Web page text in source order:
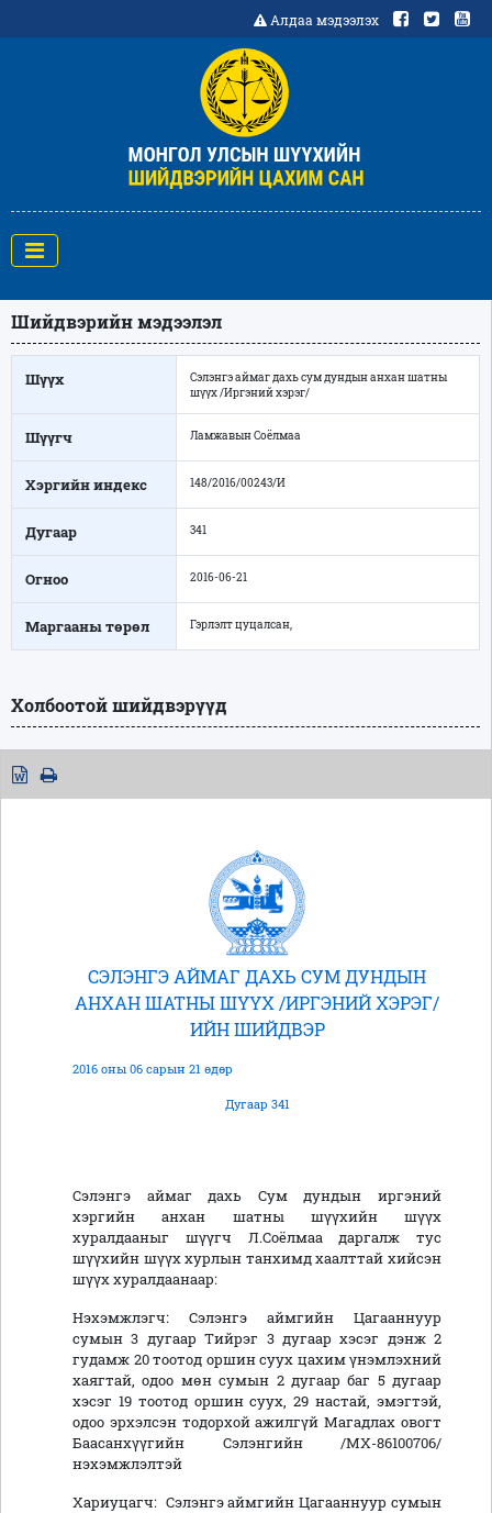
Алдаа мэдээлэх
Шийдвэрийн мэдээлэл
Шүүх
Сэлэнгэ аймаг дахь сум дундын анхан шатны
шүүх /Иргэний хэрэг/
Шүүгч Ламжавын Соёлмаа
Хэргийн индекс 148/2016/00243/И
Дугаар 341
Огноо 2016-06-21
Маргааны төрөл Гэрлэлт цуцалсан,
Холбоотой шийдвэрүүд
СЭЛЭНГЭ АЙМАГ ДАХЬ СУМ ДУНДЫН
АНХАН ШАТНЫ ШҮҮХ /ИРГЭНИЙ ХЭРЭГ/
ИЙН ШИЙДВЭР
2016 оны 06 сарын 21 өдөр
Дугаар 341
Сэлэнгэ аймаг дахь Сум дундын иргэний
хэргийн анхан шатны шүүхийн шүүх
хуралдааныг шүүгч Л.Соёлмаа даргалж тус
шүүхийн шүүх хурлын танхимд хаалттай хийсэн
шүүх хуралдаанаар:
Нэхэмжлэгч: Сэлэнгэ аймгийн Цагааннуур
сумын 3 дугаар Тийрэг 3 дугаар хэсэг дэнж 2
гудамж 20 тоотод оршин суух цахим үнэмлэхний
хаягтай, одоо мөн сумын 2 дугаар баг 5 дугаар
хэсэг 19 тоотод оршин суух, 29 настай, эмэгтэй,
одоо эрхэлсэн тодорхой ажилгүй Магадлах овогт
Баасанхүүгийн Сэлэнгийн /МХ-86100706/
нэхэмжлэлтэй
Хариуцагч: Сэлэнгэ аймгийн Цагааннуур сумын